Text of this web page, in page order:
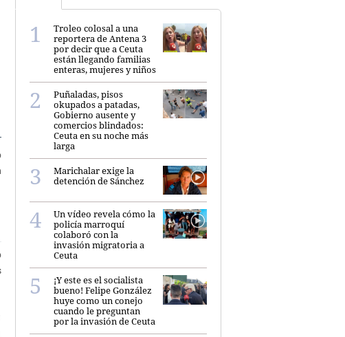
Troleo colosal a una
reportera de Antena 3
por decir que a Ceuta
están llegando familias
enteras, mujeres y niños
Puñaladas, pisos
okupados a patadas,
Gobierno ausente y
comercios blindados:
Ceuta en su noche más
larga
Marichalar exige la
detención de Sánchez
Un vídeo revela cómo la
policía marroquí
colaboró con la
invasión migratoria a
Ceuta
¡Y este es el socialista
bueno! Felipe González
huye como un conejo
cuando le preguntan
por la invasión de Ceuta